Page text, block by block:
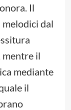
Il
dal
mentre il
mediante
il